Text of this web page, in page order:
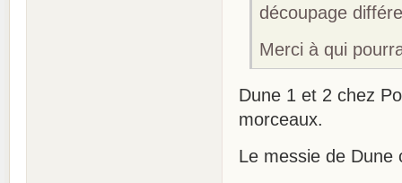
découpage
Merci à qui
Dune 1 et 2 chez
morceaux.
Le messie de Dune